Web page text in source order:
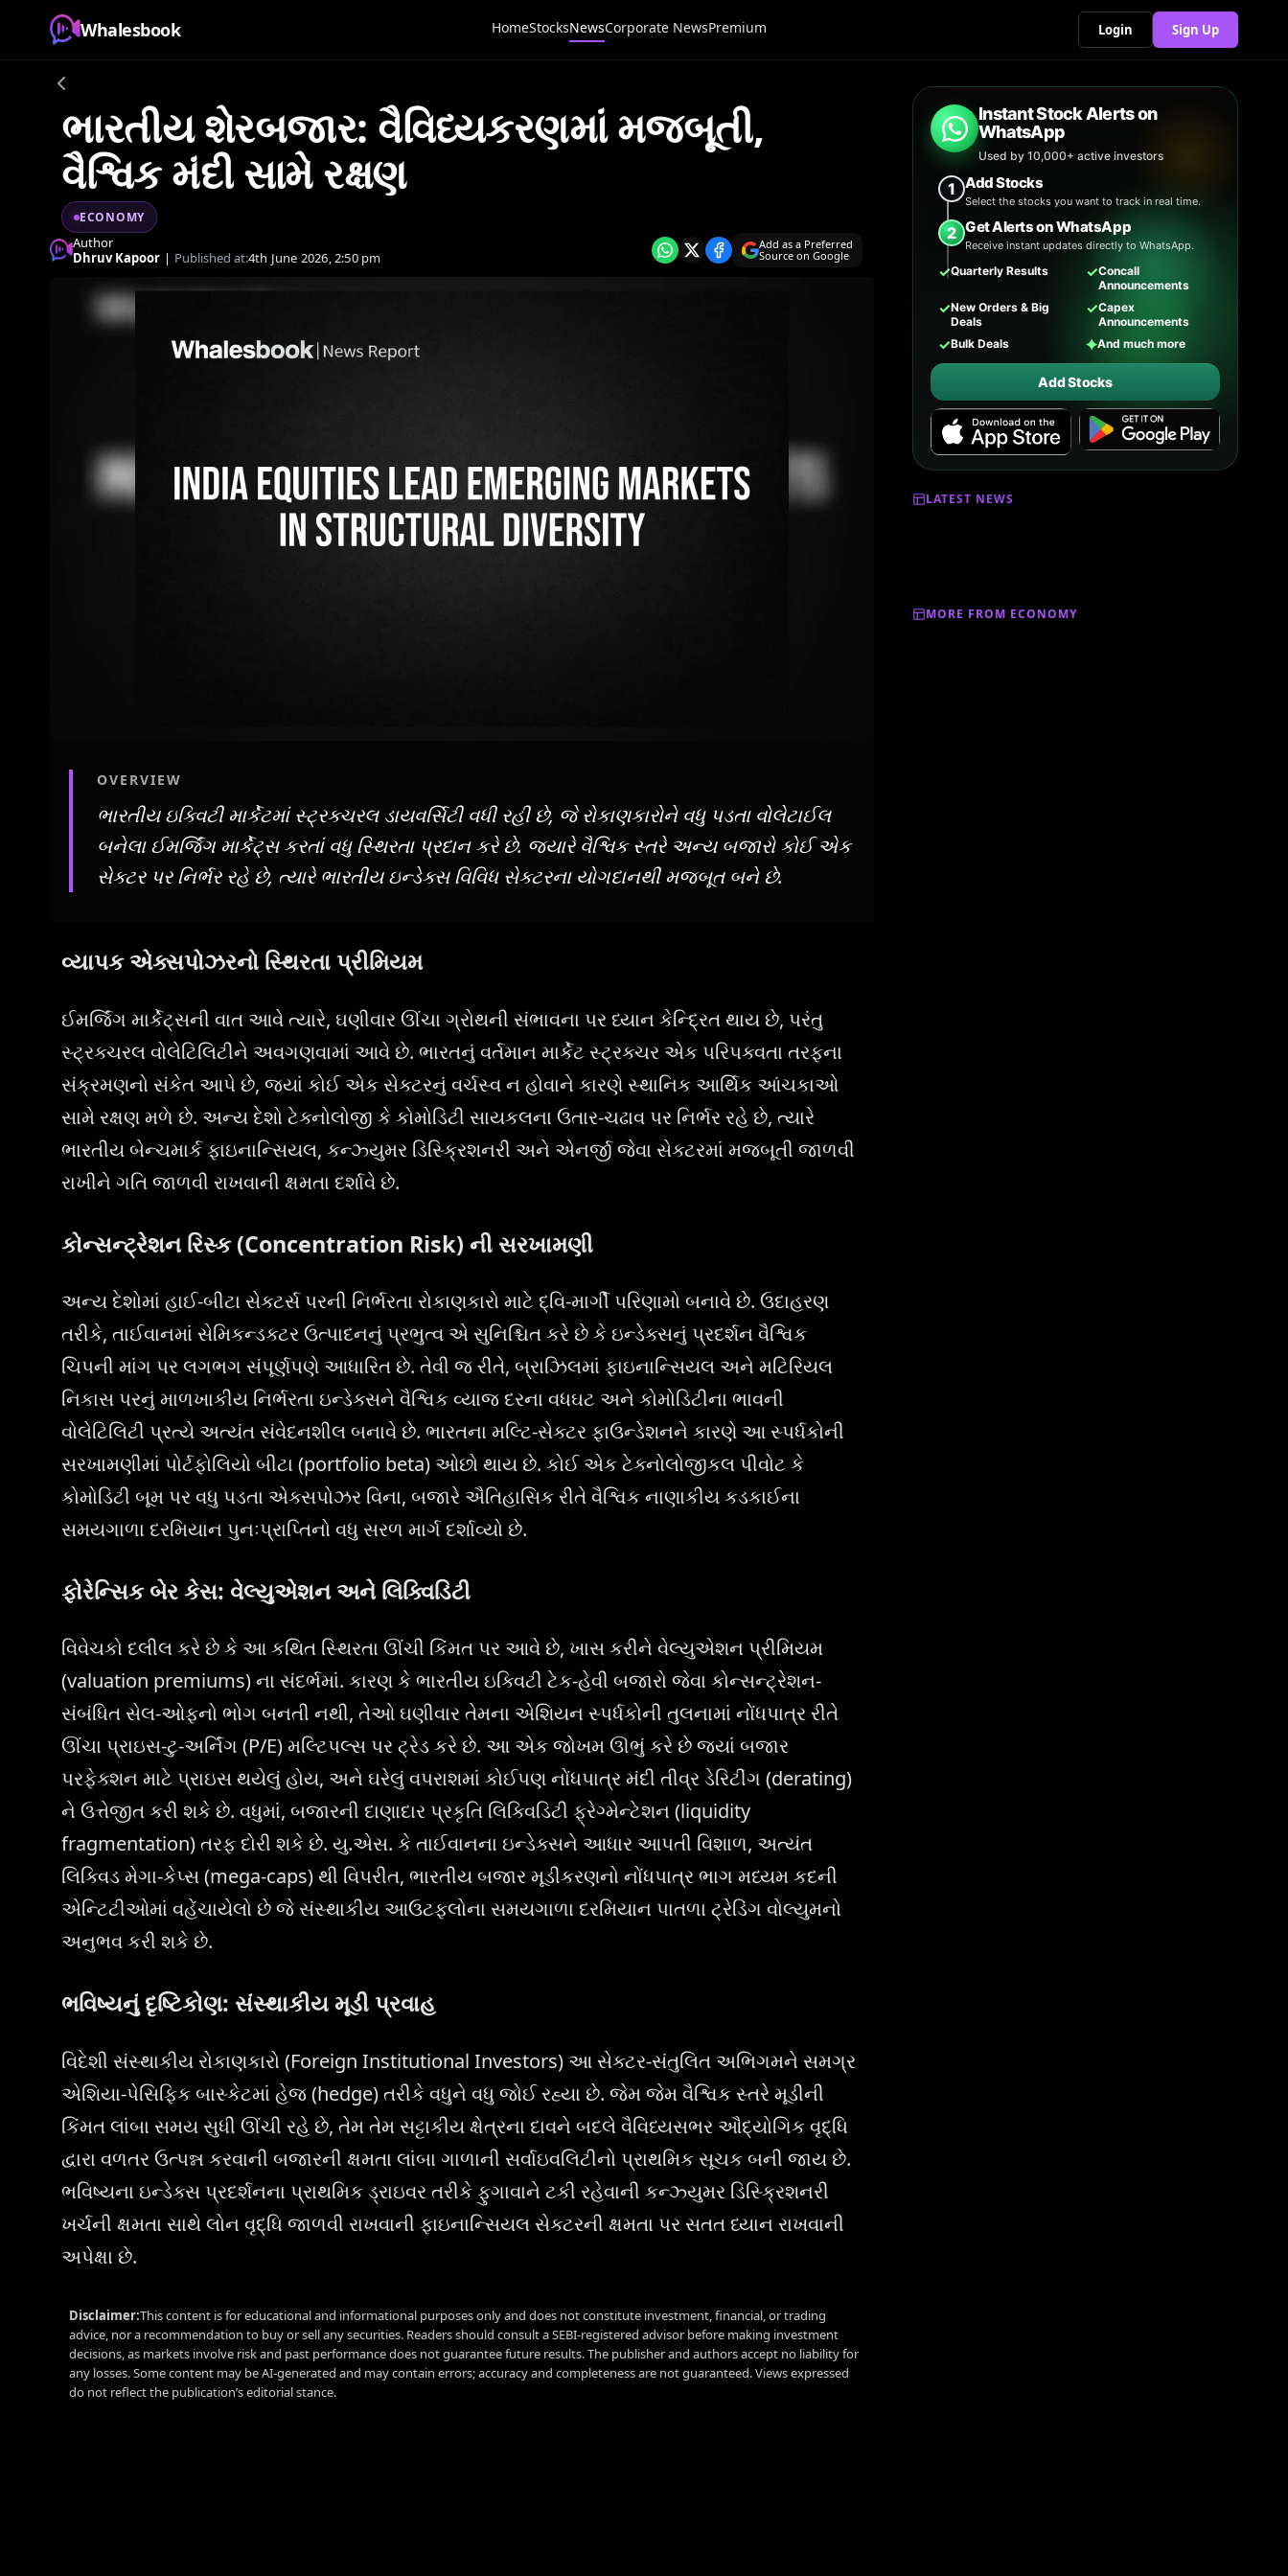
Whalesbook HomeStocksNewsCorporate NewsPremium Login Sign Up
ભારતીય શેરબજાર: વૈવિધ્યકરણમાં મજબૂતી,
વૈશ્વિક મંદી સામે રક્ષણ
ECONOMY
Author
Dhruv Kapoor | Published at:4th June 2026, 2:50 pm
Add as a Preferred
Source on Google
OVERVIEW
ભારતીય ઇક્વિટી માર્કેટમાં સ્ટ્રક્ચરલ ડાયવર્સિટી વધી રહી છે, જે રોકાણકારોને વધુ પડતા વોલેટાઈલ
બનેલા ઈમર્જિંગ માર્કેટ્સ કરતાં વધુ સ્થિરતા પ્રદાન કરે છે. જ્યારે વૈશ્વિક સ્તરે અન્ય બજારો કોઈ એક
સેક્ટર પર નિર્ભર રહે છે, ત્યારે ભારતીય ઇન્ડેક્સ વિવિધ સેક્ટરના યોગદાનથી મજબૂત બને છે.
વ્યાપક એક્સપોઝરનો સ્થિરતા પ્રીમિયમ
ઈમર્જિંગ માર્કેટ્સની વાત આવે ત્યારે, ઘણીવાર ઊંચા ગ્રોથની સંભાવના પર ધ્યાન કેન્દ્રિત થાય છે, પરંતુ
સ્ટ્રક્ચરલ વોલેટિલિટીને અવગણવામાં આવે છે. ભારતનું વર્તમાન માર્કેટ સ્ટ્રક્ચર એક પરિપક્વતા તરફના
સંક્રમણનો સંકેત આપે છે, જ્યાં કોઈ એક સેક્ટરનું વર્ચસ્વ ન હોવાને કારણે સ્થાનિક આર્થિક આંચકાઓ
સામે રક્ષણ મળે છે. અન્ય દેશો ટેક્નોલોજી કે કોમોડિટી સાયકલના ઉતાર-ચઢાવ પર નિર્ભર રહે છે, ત્યારે
ભારતીય બેન્ચમાર્ક ફાઇનાન્સિયલ, કન્ઝ્યુમર ડિસ્ક્રિશનરી અને એનર્જી જેવા સેક્ટરમાં મજબૂતી જાળવી
રાખીને ગતિ જાળવી રાખવાની ક્ષમતા દર્શાવે છે.
કોન્સન્ટ્રેશન રિસ્ક (Concentration Risk) ની સરખામણી
અન્ય દેશોમાં હાઈ-બીટા સેક્ટર્સ પરની નિર્ભરતા રોકાણકારો માટે દ્વિ-માર્ગી પરિણામો બનાવે છે. ઉદાહરણ
તરીકે, તાઈવાનમાં સેમિકન્ડક્ટર ઉત્પાદનનું પ્રભુત્વ એ સુનિશ્ચિત કરે છે કે ઇન્ડેક્સનું પ્રદર્શન વૈશ્વિક
ચિપની માંગ પર લગભગ સંપૂર્ણપણે આધારિત છે. તેવી જ રીતે, બ્રાઝિલમાં ફાઇનાન્સિયલ અને મટિરિયલ
નિકાસ પરનું માળખાકીય નિર્ભરતા ઇન્ડેક્સને વૈશ્વિક વ્યાજ દરના વધઘટ અને કોમોડિટીના ભાવની
વોલેટિલિટી પ્રત્યે અત્યંત સંવેદનશીલ બનાવે છે. ભારતના મલ્ટિ-સેક્ટર ફાઉન્ડેશનને કારણે આ સ્પર્ધકોની
સરખામણીમાં પોર્ટફોલિયો બીટા (portfolio beta) ઓછો થાય છે. કોઈ એક ટેક્નોલોજીકલ પીવોટ કે
કોમોડિટી બૂમ પર વધુ પડતા એક્સપોઝર વિના, બજારે ઐતિહાસિક રીતે વૈશ્વિક નાણાકીય કડકાઈના
સમયગાળા દરમિયાન પુનઃપ્રાપ્તિનો વધુ સરળ માર્ગ દર્શાવ્યો છે.
ફોરેન્સિક બેર કેસ: વેલ્યુએશન અને લિક્વિડિટી
વિવેચકો દલીલ કરે છે કે આ કથિત સ્થિરતા ઊંચી કિંમત પર આવે છે, ખાસ કરીને વેલ્યુએશન પ્રીમિયમ
(valuation premiums) ના સંદર્ભમાં. કારણ કે ભારતીય ઇક્વિટી ટેક-હેવી બજારો જેવા કોન્સન્ટ્રેશન-
સંબંધિત સેલ-ઓફનો ભોગ બનતી નથી, તેઓ ઘણીવાર તેમના એશિયન સ્પર્ધકોની તુલનામાં નોંધપાત્ર રીતે
ઊંચા પ્રાઇસ-ટુ-અર્નિંગ (P/E) મલ્ટિપલ્સ પર ટ્રેડ કરે છે. આ એક જોખમ ઊભું કરે છે જ્યાં બજાર
પરફેક્શન માટે પ્રાઇસ થયેલું હોય, અને ઘરેલું વપરાશમાં કોઈપણ નોંધપાત્ર મંદી તીવ્ર ડેરિટીંગ (derating)
ને ઉત્તેજીત કરી શકે છે. વધુમાં, બજારની દાણાદાર પ્રકૃતિ લિક્વિડિટી ફ્રેગ્મેન્ટેશન (liquidity
fragmentation) તરફ દોરી શકે છે. યુ.એસ. કે તાઈવાનના ઇન્ડેક્સને આધાર આપતી વિશાળ, અત્યંત
લિક્વિડ મેગા-કેપ્સ (mega-caps) થી વિપરીત, ભારતીય બજાર મૂડીકરણનો નોંધપાત્ર ભાગ મધ્યમ કદની
એન્ટિટીઓમાં વહેંચાયેલો છે જે સંસ્થાકીય આઉટફ્લોના સમયગાળા દરમિયાન પાતળા ટ્રેડિંગ વોલ્યુમનો
અનુભવ કરી શકે છે.
ભવિષ્યનું દૃષ્ટિકોણ: સંસ્થાકીય મૂડી પ્રવાહ
વિદેશી સંસ્થાકીય રોકાણકારો (Foreign Institutional Investors) આ સેક્ટર-સંતુલિત અભિગમને સમગ્ર
એશિયા-પેસિફિક બાસ્કેટમાં હેજ (hedge) તરીકે વધુને વધુ જોઈ રહ્યા છે. જેમ જેમ વૈશ્વિક સ્તરે મૂડીની
કિંમત લાંબા સમય સુધી ઊંચી રહે છે, તેમ તેમ સટ્ટાકીય ક્ષેત્રના દાવને બદલે વૈવિધ્યસભર ઔદ્યોગિક વૃદ્ધિ
દ્વારા વળતર ઉત્પન્ન કરવાની બજારની ક્ષમતા લાંબા ગાળાની સર્વાઇવલિટીનો પ્રાથમિક સૂચક બની જાય છે.
ભવિષ્યના ઇન્ડેક્સ પ્રદર્શનના પ્રાથમિક ડ્રાઇવર તરીકે ફુગાવાને ટકી રહેવાની કન્ઝ્યુમર ડિસ્ક્રિશનરી
ખર્ચની ક્ષમતા સાથે લોન વૃદ્ધિ જાળવી રાખવાની ફાઇનાન્સિયલ સેક્ટરની ક્ષમતા પર સતત ધ્યાન રાખવાની
અપેક્ષા છે.
Disclaimer:This content is for educational and informational purposes only and does not constitute investment, financial, or trading
advice, nor a recommendation to buy or sell any securities. Readers should consult a SEBI-registered advisor before making investment
decisions, as markets involve risk and past performance does not guarantee future results. The publisher and authors accept no liability for
any losses. Some content may be AI-generated and may contain errors; accuracy and completeness are not guaranteed. Views expressed
do not reflect the publication’s editorial stance.
Instant Stock Alerts on
WhatsApp
Used by 10,000+ active investors
1 Add Stocks
Select the stocks you want to track in real time.
2 Get Alerts on WhatsApp
Receive instant updates directly to WhatsApp.
✓Quarterly Results ✓Concall
Announcements
✓New Orders & Big
Deals
✓Capex
Announcements
✓Bulk Deals ✦And much more
Add Stocks
LATEST NEWS
MORE FROM ECONOMY